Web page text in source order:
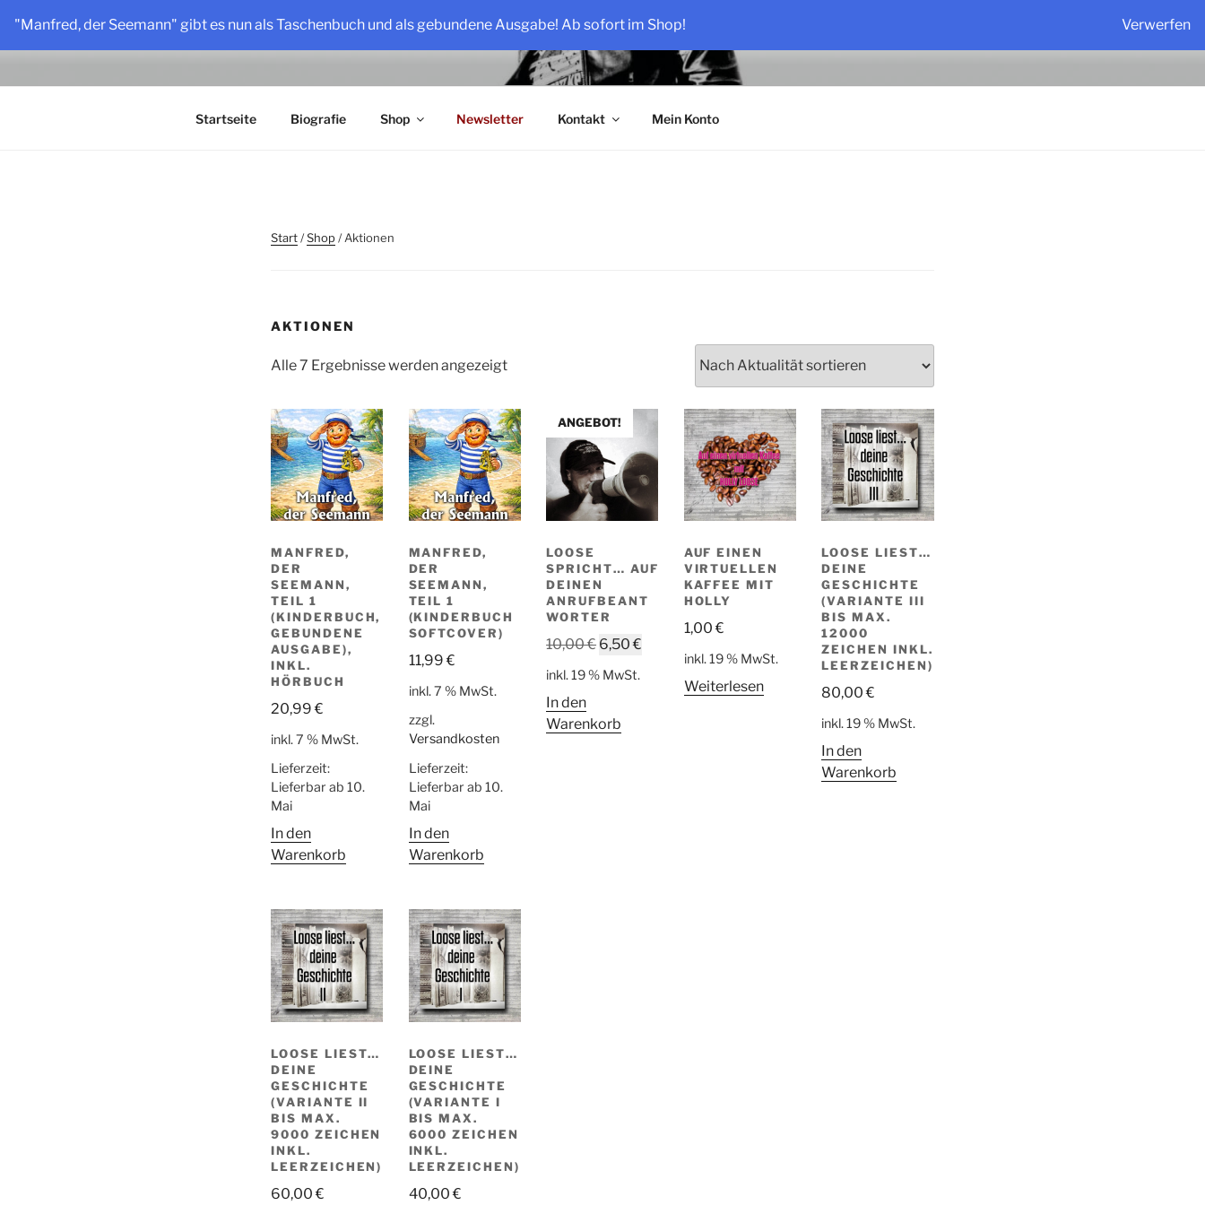
"Manfred, der Seemann" gibt es nun als Taschenbuch und als gebundene Ausgabe! Ab sofort im Shop! Verwerfen
Inhalt
springen
HOLLY LOOSE
Vater, Sänger, Autor, Erzähler
Startseite Biografie Shop Newsletter Kontakt Mein Konto
Start/Shop/ Aktionen
AKTIONEN
Alle 7 Ergebnisse werden angezeigtNach
sortiert
MANFRED,
DER
SEEMANN,
TEIL 1
(KINDERBUCH,
GEBUNDENE
AUSGABE),
INKL.
HÖRBUCH
20,99€
inkl. 7 % MwSt.
Lieferzeit:
Lieferbar ab 10.
Mai
In den
Warenkorb
MANFRED,
DER
SEEMANN,
TEIL 1
(KINDERBUCH
SOFTCOVER)
11,99€
inkl. 7 % MwSt.
zzgl.
Versandkosten
Lieferzeit:
Lieferbar ab 10.
Mai
In den
Warenkorb
ANGEBOT!
LOOSE
SPRICHT… AUF
DEINEN
ANRUFBEANT
WORTER
10,00€ Ursprünglicher
6,50€
inkl. 19 % MwSt.
In den
Warenkorb
AUF EINEN
VIRTUELLEN
KAFFEE MIT
HOLLY
1,00€
inkl. 19 % MwSt.
Weiterlesen
LOOSE LIEST…
DEINE
GESCHICHTE
(VARIANTE III
BIS MAX.
12000
ZEICHEN INKL.
LEERZEICHEN)
80,00€
inkl. 19 % MwSt.
In den
Warenkorb
LOOSE LIEST…
DEINE
GESCHICHTE
(VARIANTE II
BIS MAX.
9000 ZEICHEN
INKL.
LEERZEICHEN)
60,00€
LOOSE LIEST…
DEINE
GESCHICHTE
(VARIANTE I
BIS MAX.
6000 ZEICHEN
INKL.
LEERZEICHEN)
40,00€